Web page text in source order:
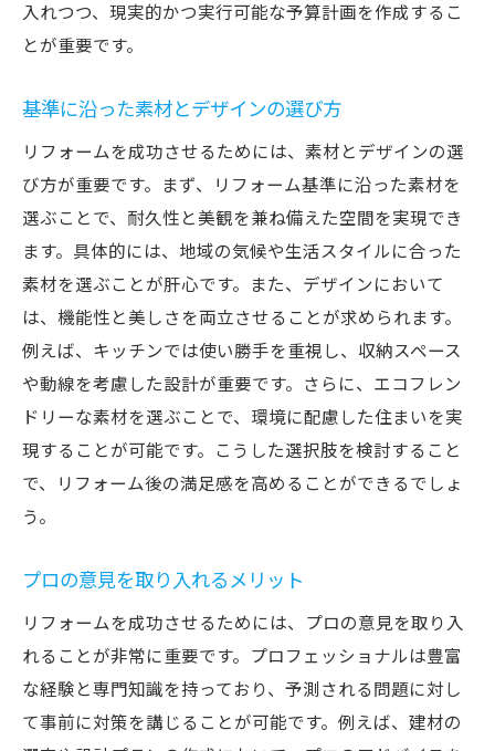
準
設計段階で考慮すべき基準
施工における基準の遵守
基準に基づく最終確認のポイント
基準を検証するためのフィードバック
リフォームを考える前に押さえるべき基準のポ
イント
リフォーム前の現状分析基準
予算計画に反映する基準の設定
基準に基づく利便性の確認
家族構成に応じたリフォーム基準
準
理想の住環境を実現するための基本基準
ニーズに応じたリフォーム基準のカスタマ
イズ
住み心地を左右する基準の選び方
入れつつ、現実的かつ実行可能な予算計画を作成するこ
とが重要です。
基準に沿った素材とデザインの選び方
リフォームを成功させるためには、素材とデザインの選
び方が重要です。まず、リフォーム基準に沿った素材を
選ぶことで、耐久性と美観を兼ね備えた空間を実現でき
ます。具体的には、地域の気候や生活スタイルに合った
素材を選ぶことが肝心です。また、デザインにおいて
は、機能性と美しさを両立させることが求められます。
例えば、キッチンでは使い勝手を重視し、収納スペース
や動線を考慮した設計が重要です。さらに、エコフレン
ドリーな素材を選ぶことで、環境に配慮した住まいを実
現することが可能です。こうした選択肢を検討すること
で、リフォーム後の満足感を高めることができるでしょ
う。
プロの意見を取り入れるメリット
リフォームを成功させるためには、プロの意見を取り入
れることが非常に重要です。プロフェッショナルは豊富
な経験と専門知識を持っており、予測される問題に対し
て事前に対策を講じることが可能です。例えば、建材の